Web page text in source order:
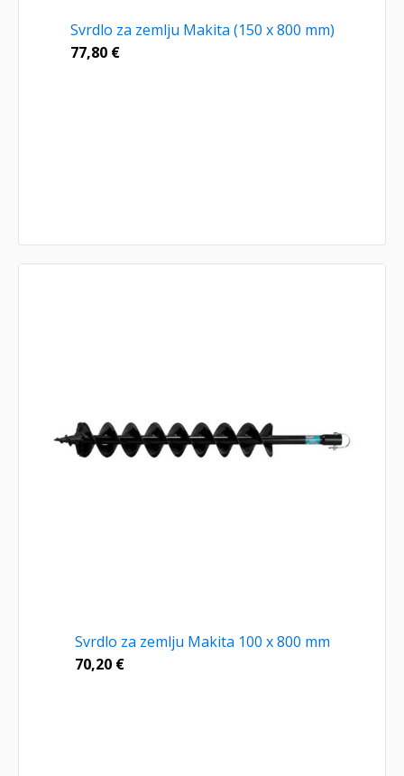
Svrdlo za zemlju Makita (150 x 800 mm)
77,80 €
Svrdlo za zemlju Makita 100 x 800 mm
70,20 €